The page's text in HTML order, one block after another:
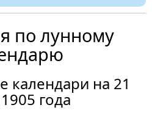
по лунному
календари на 21
года